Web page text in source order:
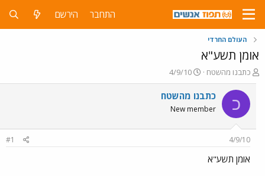
התחבר הירשם
העולם החרדי
אומן תשע"א
פ
ו
ת
ח
ה
ו
ש
א
כתבנו מהשטח
פ
ו
ר
ם
4/9/10
כ כתבנו מהשטח
New member
4/9/10
#1
אומן תשע"א